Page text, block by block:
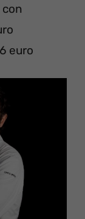
euro